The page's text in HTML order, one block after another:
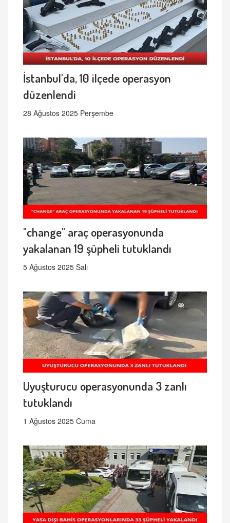
İstanbul'da, 10 ilçede operasyon
düzenlendi
28 Ağustos 2025 Perşembe
"change" araç operasyonunda
yakalanan 19 şüpheli tutuklandı
5 Ağustos 2025 Salı
Uyuşturucu operasyonunda 3 zanlı
tutuklandı
1 Ağustos 2025 Cuma